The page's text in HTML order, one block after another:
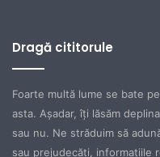
Dragă cititorule
Foarte multă lume se bate
asta. Aşadar, îţi lăsăm
sau nu. Ne străduim să
sau prejudecăţi, informaţiile